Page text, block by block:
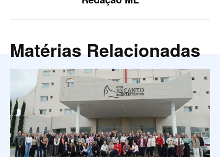
Matérias Relacionadas